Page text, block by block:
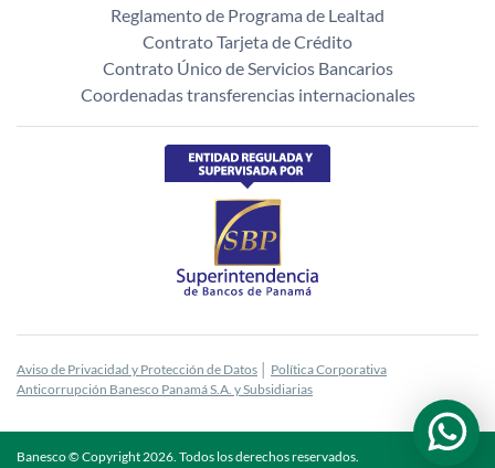
Reglamento de Programa de Lealtad
Contrato Tarjeta de Crédito
Contrato Único de Servicios Bancarios
Coordenadas transferencias internacionales
Aviso de Privacidad y Protección de Datos
Política Corporativa
Anticorrupción Banesco Panamá S.A. y Subsidiarias
Banesco © Copyright 2026 . Todos los derechos reservados.